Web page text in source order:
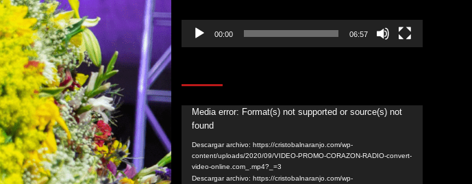
00:00 06:57
Reproductor
vídeo
Media error: Format(s) not supported or source(s) not
found
Descargar archivo: https://cristobalnaranjo.com/wp-
content/uploads/2020/09/VIDEO-PROMO-CORAZON-RADIO-convert-
video-online.com_.mp4?_=3
Descargar archivo: https://cristobalnaranjo.com/wp-